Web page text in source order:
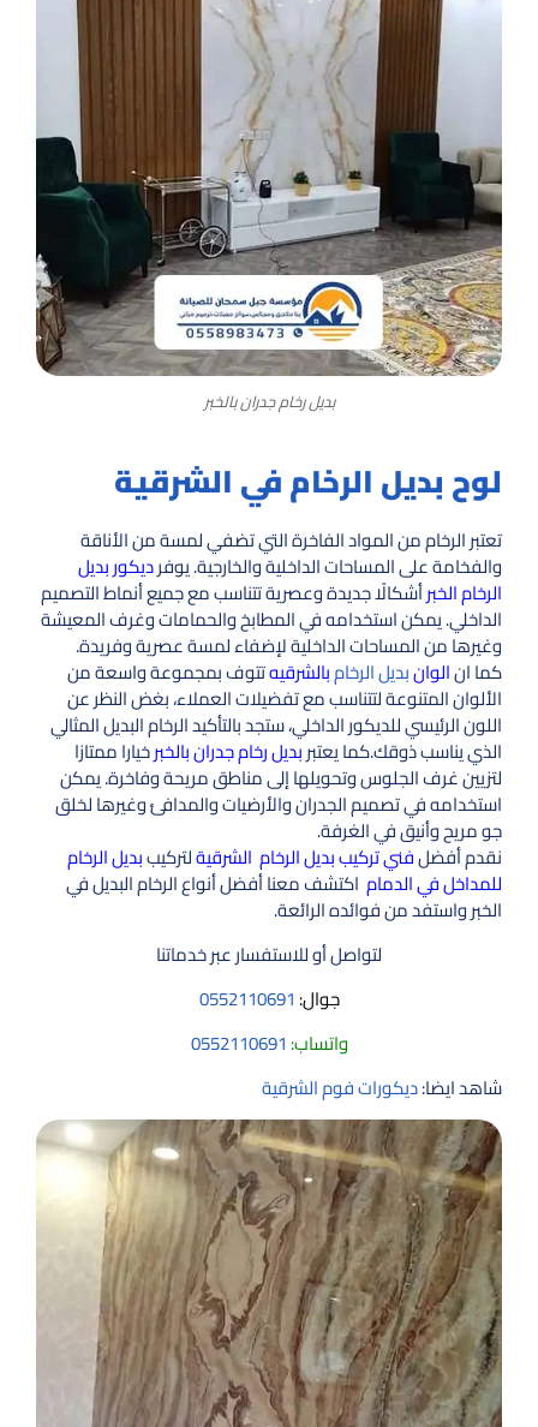
بديل رخام جدران بالخبر
لوح بديل الرخام في الشرقية
تعتبر الرخام من المواد الفاخرة التي تضفي لمسة من الأناقة
والفخامة على المساحات الداخلية والخارجية. يوفرديكور بديل
الرخام الخبرأشكالًا جديدة وعصرية تتناسب مع جميع أنماط التصميم
الداخلي. يمكن استخدامه في المطابخ والحمامات وغرف المعيشة
وغيرها من المساحات الداخلية لإضفاء لمسة عصرية وفريدة.
كما انالوانبديل الرخامبالشرقيهتتوف بمجموعة واسعة من
الألوان المتنوعة لتتناسب مع تفضيلات العملاء، بغض النظر عن
اللون الرئيسي للديكور الداخلي، ستجد بالتأكيد الرخام البديل المثالي
الذي يناسب ذوقك.كما يعتبربديل رخام جدران بالخبرخيارا ممتازا
لتزيين غرف الجلوس وتحويلها إلى مناطق مريحة وفاخرة. يمكن
استخدامه في تصميم الجدران والأرضيات والمدافئ وغيرها لخلق
جو مريح وأنيق في الغرفة.
نقدم أفضلفني تركيب بديل الرخام الشرقيةلتركيببديل الرخام
للمداخل في الدمام اكتشف معنا أفضل أنواع الرخام البديل في
الخبر واستفد من فوائده الرائعة.
لتواصل أو للاستفسار عبر خدماتنا
جوال: 0552110691
واتساب: 0552110691
شاهد ايضا:ديكورات فوم الشرقية